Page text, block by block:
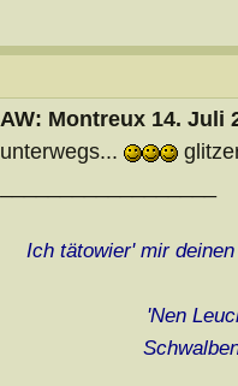
AW: Montreux 14. Juli
unterwegs...
Ich tätowier' mir
'Nen